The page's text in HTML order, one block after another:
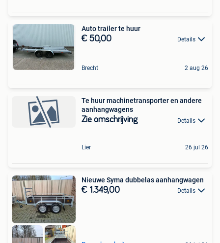
Auto trailer te huur
€ 50,00 Details
Brecht 2 aug 26
Te huur machinetransporter en andere
aanhangwagens
Zie omschrijving Details
Lier 26 jul 26
Nieuwe Syma dubbelas aanhangwagen
€ 1.349,00 Details